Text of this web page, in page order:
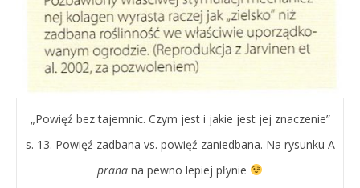
„Powięź bez tajemnic. Czym jest i jakie jest jej znaczenie”
s. 13. Powięź zadbana vs. powięź zaniedbana. Na rysunku A
prana na pewno lepiej płynie